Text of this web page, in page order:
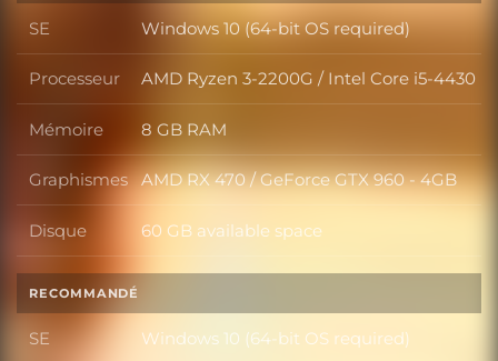
SE SE
Windows 10 (64-bit OS required)
Processeur Processeur
AMD Ryzen 3-2200G / Intel Core i5-4430
Mémoire Mémoire
8 GB RAM
Graphismes Graphismes
AMD RX 470 / GeForce GTX 960 - 4GB
Disque Disque
60 GB available space
RECOMMANDÉ
SE SE
Windows 10 (64-bit OS required)